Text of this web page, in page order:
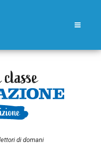
di domani